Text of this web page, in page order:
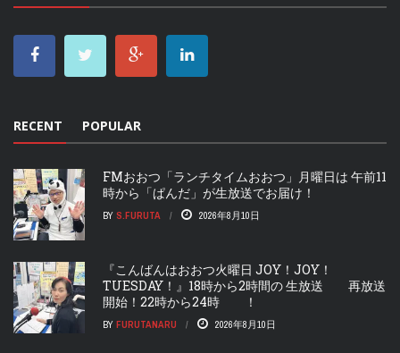
RECENT POPULAR
FMおおつ「ランチタイムおおつ」月曜日は 午前11
時から「ぱんだ」が生放送でお届け！
BY S.FURUTA 2026年8月10日
『こんばんはおおつ火曜日 JOY！JOY！
TUESDAY！』18時から2時間の 生放送 再放送
開始！22時から24時 ！
BY FURUTANARU 2026年8月10日